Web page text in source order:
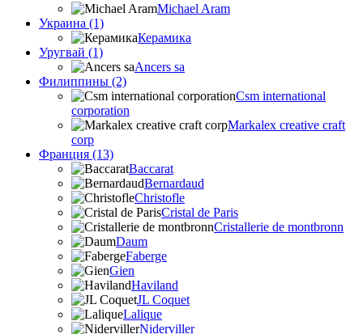
Michael Aram
Украина (1)
Керамика
Уругвай (1)
Ancers sa
Филиппины (2)
Csm international
corporation
Markalex creative craft
corp
Франция (13)
Baccarat
Bernardaud
Christofle
Cristal de Paris
Cristallerie de montbronn
Daum
Faberge
Gien
Haviland
JL Coquet
Lalique
Niderviller